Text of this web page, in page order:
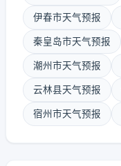
伊春市天气预报
秦皇岛市天气预报
潮州市天气预报
云林县天气预报
宿州市天气预报